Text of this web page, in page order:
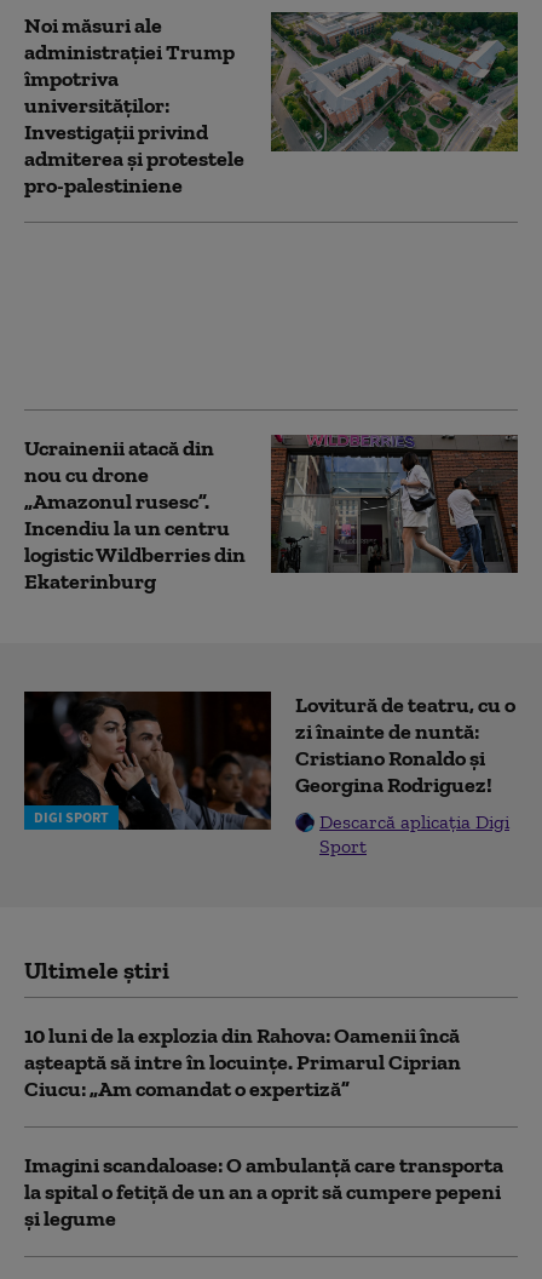
Noi măsuri ale
administrației Trump
împotriva
universităților:
Investigații privind
admiterea și protestele
pro-palestiniene
Ucrainenii atacă din
nou cu drone
„Amazonul rusesc”.
Incendiu la un centru
logistic Wildberries din
Ekaterinburg
DIGI SPORT
Lovitură de teatru, cu o
zi înainte de nuntă:
Cristiano Ronaldo și
Georgina Rodriguez!
Descarcă aplicația Digi
Sport
Ultimele știri
10 luni de la explozia din Rahova: Oamenii încă
așteaptă să intre în locuințe. Primarul Ciprian
Ciucu: „Am comandat o expertiză”
Imagini scandaloase: O ambulanță care transporta
la spital o fetiță de un an a oprit să cumpere pepeni
și legume